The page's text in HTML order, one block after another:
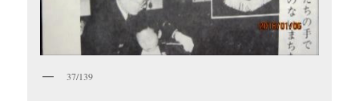
37/139